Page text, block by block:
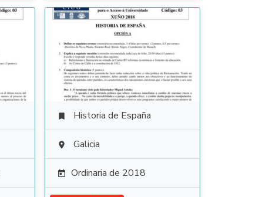
 Historia de España
 Galicia
 Ordinaria de 2018